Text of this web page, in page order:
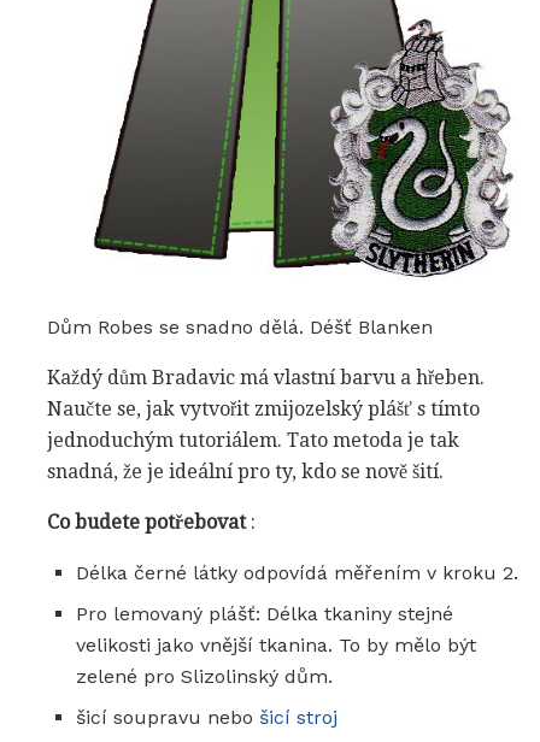
Dům Robes se snadno dělá. Déšť Blanken
Každý dům Bradavic má vlastní barvu a hřeben.
Naučte se, jak vytvořit zmijozelský plášť s tímto
jednoduchým tutoriálem. Tato metoda je tak
snadná, že je ideální pro ty, kdo se nově šití.
Co budete potřebovat:
Délka černé látky odpovídá měřením v kroku 2.
Pro lemovaný plášť: Délka tkaniny stejné
velikosti jako vnější tkanina. To by mělo být
zelené pro Slizolinský dům.
šicí soupravu nebo šicí stroj